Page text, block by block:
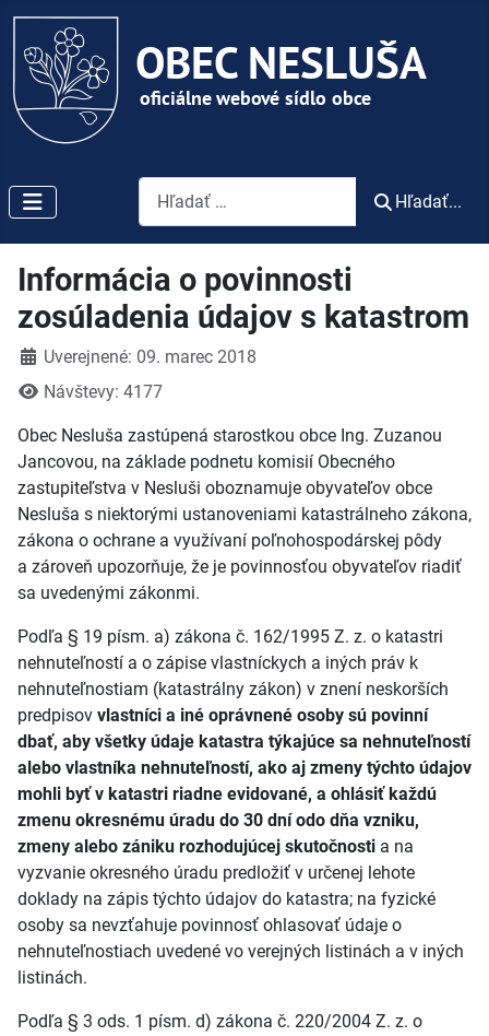
Vyhľadávanie
Hľadať...
Informácia o povinnosti
zosúladenia údajov s katastrom
DetailyUverejnené: 09. marec 2018
Návštevy: 4177
Obec Nesluša zastúpená starostkou obce Ing. Zuzanou
Jancovou, na základe podnetu komisií Obecného
zastupiteľstva v Nesluši oboznamuje obyvateľov obce
Nesluša s niektorými ustanoveniami katastrálneho zákona,
zákona o ochrane a využívaní poľnohospodárskej pôdy
a zároveň upozorňuje, že je povinnosťou obyvateľov riadiť
sa uvedenými zákonmi.
Podľa § 19 písm. a) zákona č. 162/1995 Z. z. o katastri
nehnuteľností a o zápise vlastníckych a iných práv k
nehnuteľnostiam (katastrálny zákon) v znení neskorších
predpisov vlastníci a iné oprávnené osoby sú povinní
dbať, aby všetky údaje katastra týkajúce sa nehnuteľností
alebo vlastníka nehnuteľností, ako aj zmeny týchto údajov
mohli byť v katastri riadne evidované, a ohlásiť každú
zmenu okresnému úradu do 30 dní odo dňa vzniku,
zmeny alebo zániku rozhodujúcej skutočnosti a na
vyzvanie okresného úradu predložiť v určenej lehote
doklady na zápis týchto údajov do katastra; na fyzické
osoby sa nevzťahuje povinnosť ohlasovať údaje o
nehnuteľnostiach uvedené vo verejných listinách a v iných
listinách.
Podľa § 3 ods. 1 písm. d) zákona č. 220/2004 Z. z. o